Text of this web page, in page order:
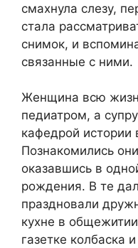
смахнула слезу,
стала
снимок, и
связанные с ними.
Женщина всю
педиатром, а
кафедрой истории
Познакомились
оказавшись в
рождения. В те
праздновали
кухне в
газетке колбаска